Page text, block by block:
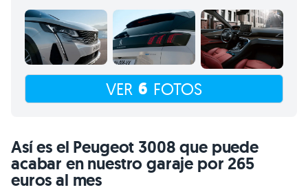
VER 6 FOTOS
Así es el Peugeot 3008 que puede
acabar en nuestro garaje por 265
euros al mes